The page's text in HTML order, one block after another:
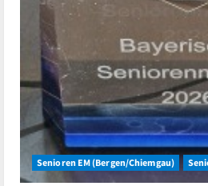
Senioren EM (Bergen/Chiemgau)